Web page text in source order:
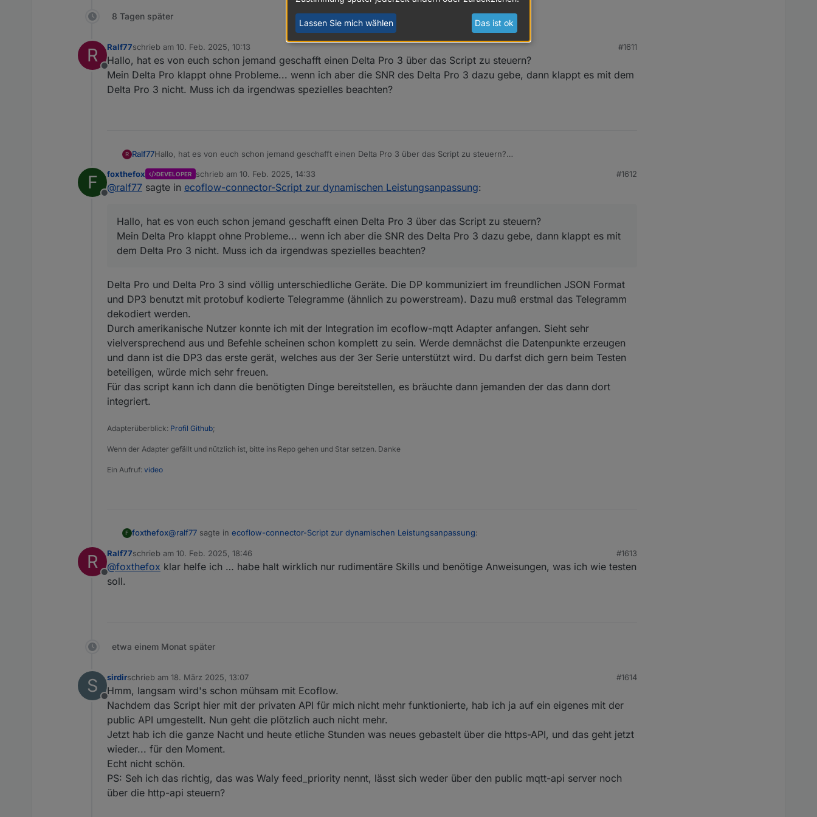
8 Tagen später
R
Offline
Ralf77schrieb am 10. Feb. 2025, 10:13
zuletzt editiert von
#1611
Hallo, hat es von euch schon jemand geschafft einen Delta Pro 3 über das Script zu steuern?
Mein Delta Pro klappt ohne Probleme... wenn ich aber die SNR des Delta Pro 3 dazu gebe, dann klappt es mit dem
Delta Pro 3 nicht. Muss ich da irgendwas spezielles beachten?
R Ralf77Hallo, hat es von euch schon jemand geschafft einen Delta Pro 3 über das Script zu steuern?
nicht. Muss ich da irgendwas spezielles beachten?
F
Offline
foxthefox DEVELOPER schrieb am 10. Feb. 2025, 14:33
zuletzt editiert von
#1612
@ralf77 sagte in ecoflow-connector-Script zur dynamischen Leistungsanpassung:
Hallo, hat es von euch schon jemand geschafft einen Delta Pro 3 über das Script zu steuern?
Mein Delta Pro klappt ohne Probleme... wenn ich aber die SNR des Delta Pro 3 dazu gebe, dann klappt es mit
dem Delta Pro 3 nicht. Muss ich da irgendwas spezielles beachten?
Delta Pro und Delta Pro 3 sind völlig unterschiedliche Geräte. Die DP kommuniziert im freundlichen JSON Format
und DP3 benutzt mit protobuf kodierte Telegramme (ähnlich zu powerstream). Dazu muß erstmal das Telegramm
dekodiert werden.
Durch amerikanische Nutzer konnte ich mit der Integration im ecoflow-mqtt Adapter anfangen. Sieht sehr
vielversprechend aus und Befehle scheinen schon komplett zu sein. Werde demnächst die Datenpunkte erzeugen
und dann ist die DP3 das erste gerät, welches aus der 3er Serie unterstützt wird. Du darfst dich gern beim Testen
beteiligen, würde mich sehr freuen.
Für das script kann ich dann die benötigten Dinge bereitstellen, es bräuchte dann jemanden der das dann dort
integriert.
Adapterüberblick: Profil Github;
Wenn der Adapter gefällt und nützlich ist, bitte ins Repo gehen und Star setzen. Danke
Ein Aufruf: video
F foxthefox@ralf77 sagte in ecoflow-connector-Script zur dynamischen Leistungsanpassung:
Hallo, hat es von euch schon jemand geschafft einen Delta Pro 3 über das Script zu steuern?
würde mich sehr freuen.
R
Offline
Ralf77schrieb am 10. Feb. 2025, 18:46
zuletzt editiert von
#1613
@foxthefox klar helfe ich … habe halt wirklich nur rudimentäre Skills und benötige Anweisungen, was ich wie testen
soll.
etwa einem Monat später
S
Offline
sirdirschrieb am 18. März 2025, 13:07
zuletzt editiert von
#1614
Hmm, langsam wird's schon mühsam mit Ecoflow.
Nachdem das Script hier mit der privaten API für mich nicht mehr funktionierte, hab ich ja auf ein eigenes mit der
public API umgestellt. Nun geht die plötzlich auch nicht mehr.
Jetzt hab ich die ganze Nacht und heute etliche Stunden was neues gebastelt über die https-API, und das geht jetzt
wieder... für den Moment.
Echt nicht schön.
PS: Seh ich das richtig, das was Waly feed_priority nennt, lässt sich weder über den public mqtt-api server noch
über die http-api steuern?
Lassen Sie mich wählen Das ist ok